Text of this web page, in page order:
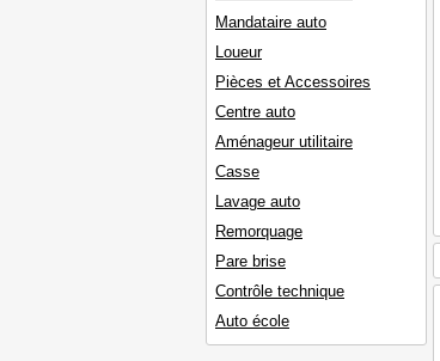
Mandataire auto
Loueur
Pièces et Accessoires
Centre auto
Aménageur utilitaire
Casse
Lavage auto
Remorquage
Pare brise
Contrôle technique
Auto école